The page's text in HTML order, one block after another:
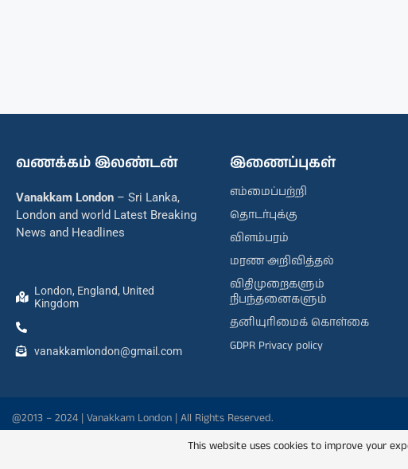
வணக்கம் இலண்டன்
Vanakkam London – Sri Lanka,
London and world Latest Breaking
News and Headlines
London, England, United
Kingdom
vanakkamlondon@gmail.com
இணைப்புகள்
எம்மைப்பற்றி
தொடர்புக்கு
விளம்பரம்
மரண அறிவித்தல்
விதிமுறைகளும்
நிபந்தனைகளும்
தனியுரிமைக் கொள்கை
GDPR Privacy policy
@2013 – 2024 | Vanakkam London | All Rights Reserved.
This website uses cookies to improve your